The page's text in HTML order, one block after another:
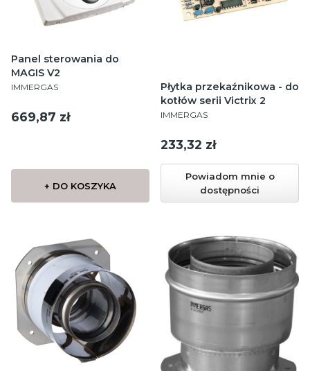
Panel sterowania do
MAGIS V2
PRODUCENT
IMMERGAS
Cena
669,87 zł
+ DO KOSZYKA
Płytka przekaźnikowa - do
kotłów serii Victrix 2
PRODUCENT
IMMERGAS
Cena
233,32 zł
Powiadom mnie o
dostępności